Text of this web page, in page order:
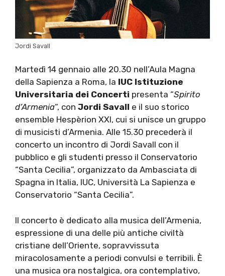
Jordi Savall
Martedì 14 gennaio alle 20.30 nell’Aula Magna
della Sapienza a Roma, la IUC Istituzione
Universitaria dei Concerti presenta “Spirito
d’Armenia“, con Jordi Savall e il suo storico
ensemble Hespèrion XXI, cui si unisce un gruppo
di musicisti d’Armenia. Alle 15.30 precederà il
concerto un incontro di Jordi Savall con il
pubblico e gli studenti presso il Conservatorio
“Santa Cecilia”, organizzato da Ambasciata di
Spagna in Italia, IUC, Università La Sapienza e
Conservatorio “Santa Cecilia”.
Il concerto è dedicato alla musica dell’Armenia,
espressione di una delle più antiche civiltà
cristiane dell’Oriente, sopravvissuta
miracolosamente a periodi convulsi e terribili. È
una musica ora nostalgica, ora contemplativo,